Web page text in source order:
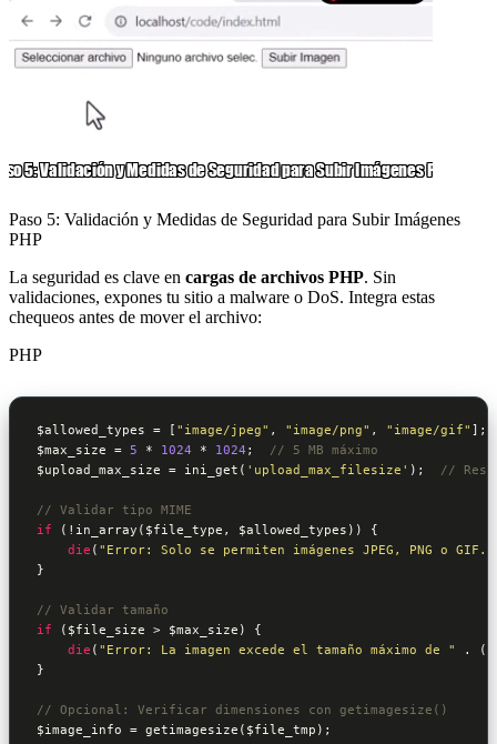
Paso 5: Validación y Medidas de Seguridad para Subir Imágenes
PHP
La seguridad es clave en cargas de archivos PHP. Sin
validaciones, expones tu sitio a malware o DoS. Integra estas
chequeos antes de mover el archivo:
PHP
$allowed_types = [ "image/jpeg" , "image/png" , "image/gif"
$max_size = 5 * 1024 * 1024 ; // 5 MB máximo
$upload_max_size = ini_get( 'upload_max_filesize' ); //
// Validar tipo MIME
if (!in_array( $file_type , $allowed_types )) {
die ( "Error: Solo se permiten imágenes JPEG, PNG o GIF."
}
// Validar tamaño
if ( $file_size > $max_size ) {
die ( "Error: La imagen excede el tamaño máximo de " . (
}
// Opcional: Verificar dimensiones con getimagesize()
$image_info = getimagesize( $file_tmp